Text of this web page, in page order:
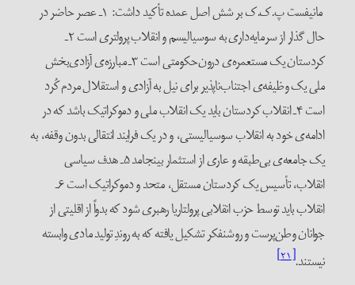
مانیفست پ.ک.ک بر شش اصل عمده تأکید داشت: ۱ـ عصر حاضر در
حال گذار از سرمایه‌داری به سوسیالیسم و انقلاب پرولتری است ۲ـ
کردستان یک مستعمره‌ی درون‌حکومتی است ۳ـ مبارزه‌ی آزادی‌بخش
ملی یک وظیفه‌ی اجتناب‌ناپذیر برای نیل به آزادی و استقلال مردم کُرد
است ۴ـ انقلاب کردستان باید یک انقلاب ملی و دموکراتیک باشد که در
ادامه‌ی خود به انقلاب سوسیالیستی، و در یک فرایند انتقالی بدون وقفه، به
یک جامعه‌ی بی‌طبقه و عاری از استثمار بینجامد ۵ـ هدف سیاسی
انقلاب، تأسیس یک کردستان مستقل، متحد و دموکراتیک است ۶ـ
انقلاب باید توسط حزب انقلابی پرولتاریا رهبری شود که بدواً از اقلیتی از
جوانان وطن‌پرست و روشنفکر تشکیل یافته که به روندِ تولید مادی وابسته
نیستند.[۲۱]